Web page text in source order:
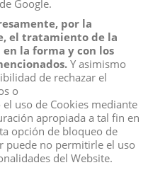
Google.
por la
el tratamiento de la
la forma y con los
Y asimismo
de rechazar el
o
uso de Cookies mediante
apropiada a tal fin en
opción de bloqueo de
puede no permitirle el uso
del Website.